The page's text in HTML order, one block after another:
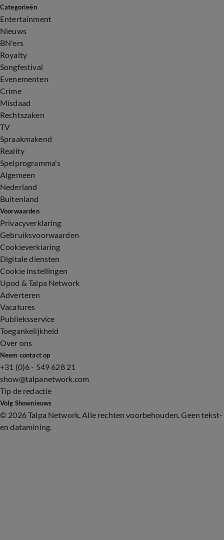
Categorieën
Entertainment
Nieuws
BN'ers
Royalty
Songfestival
Evenementen
Crime
Misdaad
Rechtszaken
TV
Spraakmakend
Reality
Spelprogramma's
Algemeen
Nederland
Buitenland
Voorwaarden
Privacyverklaring
Gebruiksvoorwaarden
Cookieverklaring
Digitale diensten
Cookie instellingen
Upod & Talpa Network
Adverteren
Vacatures
Publieksservice
Toegankelijkheid
Over ons
Neem contact op
+31 (0)6 - 549 628 21
show@talpanetwork.com
Tip de redactie
Volg Shownieuws
© 2026 Talpa Network. Alle rechten voorbehouden. Geen tekst-
en datamining.